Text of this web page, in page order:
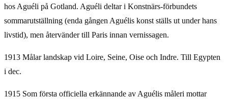
hos Aguéli på Gotland. Aguéli deltar i Konstnärs-förbundets
sommarutställning (enda gången Aguélis konst ställs ut under hans
livstid), men återvänder till Paris innan vernissagen.
1913 Målar landskap vid Loire, Seine, Oise och Indre. Till Egypten
i dec.
1915 Som första officiella erkännande av Aguélis måleri mottar